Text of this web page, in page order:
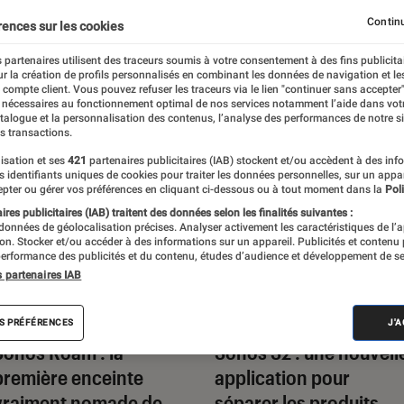
Roam : la
enceinte
Enceintes audio
mar. 2021
Sonos S2 : une
application pour
sur les cookies
partenaires utilisent des traceurs soumis à votre consentement à des fins
la création de profils personnalisés en combinant les données de navigation et
compte client. Vous pouvez refuser les traceurs via le lien "continuer sans
au fonctionnement optimal de nos services notamment l’aide dans
et la personnalisation des contenus, l’analyse des performances de notre
transactions.
et ses 421 partenaires publicitaires (IAB) stockent et/ou accèdent à des
identifiants uniques de cookies pour traiter les données personnelles, sur un
ou gérer vos préférences en cliquant ci-dessous ou à tout moment dans la
publicitaires (IAB) traitent des données selon les finalités suivantes :
de géolocalisation précises. Analyser activement les caractéristiques de
Stocker et/ou accéder à des informations sur un appareil. Publicités et contenu
des publicités et du contenu, études d’audience et développement de
partenaires IAB
PRÉFÉRENCES